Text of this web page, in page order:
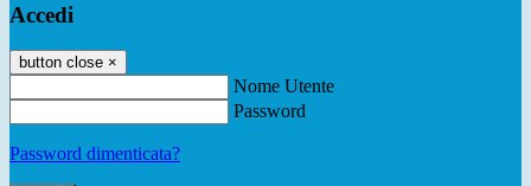
Accedi
button close ×
Nome Utente
Password
Password dimenticata?